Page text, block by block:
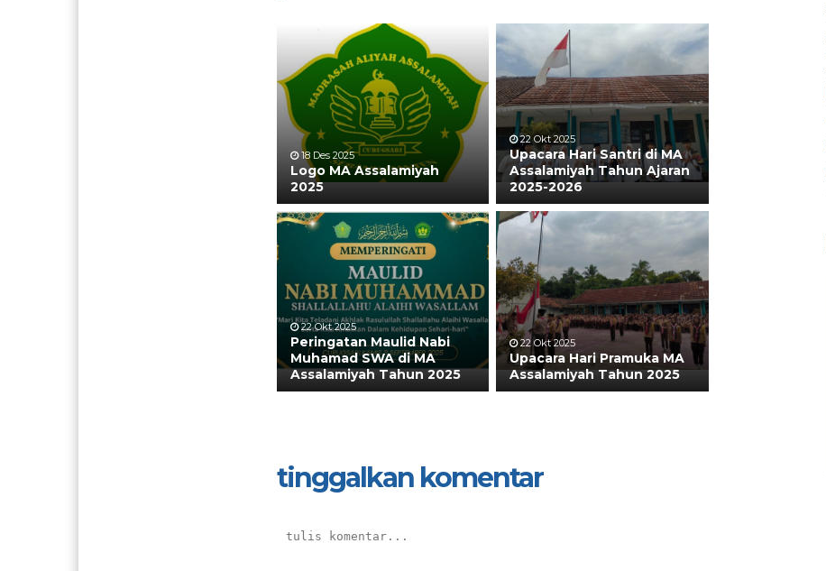
18 Des 2025
Logo MA Assalamiyah
2025
22 Okt 2025
Upacara Hari Santri di MA
Assalamiyah Tahun Ajaran
2025-2026
22 Okt 2025
Peringatan Maulid Nabi
Muhamad SWA di MA
Assalamiyah Tahun 2025
22 Okt 2025
Upacara Hari Pramuka MA
Assalamiyah Tahun 2025
tinggalkan komentar